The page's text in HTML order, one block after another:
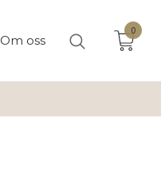
Om oss
0